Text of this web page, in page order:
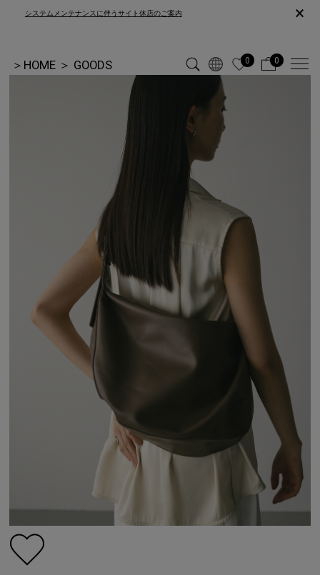
システムメンテナンスに伴うサイト休店のご案内 ×
＞ HOME ＞ GOODS 0 0